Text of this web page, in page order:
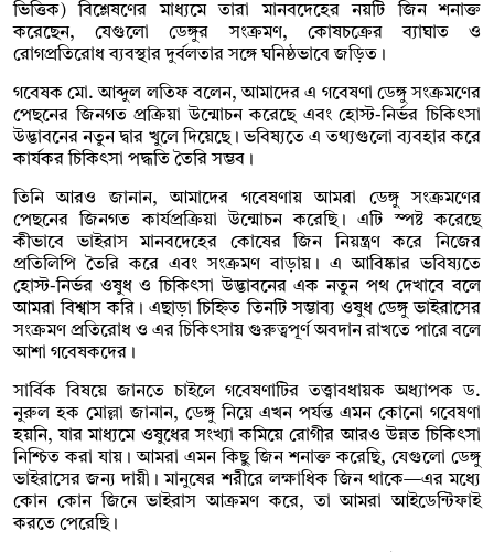
ভিত্তিক) বিশ্লেষণের মাধ্যমে তারা মানবদেহের নয়টি জিন শনাক্ত
করেছেন, যেগুলো ডেঙ্গুর সংক্রমণ, কোষচক্রের ব্যাঘাত ও
রোগপ্রতিরোধ ব্যবস্থার দুর্বলতার সঙ্গে ঘনিষ্ঠভাবে জড়িত।
গবেষক মো. আব্দুল লতিফ বলেন, আমাদের এ গবেষণা ডেঙ্গু সংক্রমণের
পেছনের জিনগত প্রক্রিয়া উন্মোচন করেছে এবং হোস্ট-নির্ভর চিকিৎসা
উদ্ভাবনের নতুন দ্বার খুলে দিয়েছে। ভবিষ্যতে এ তথ্যগুলো ব্যবহার করে
কার্যকর চিকিৎসা পদ্ধতি তৈরি সম্ভব।
তিনি আরও জানান, আমাদের গবেষণায় আমরা ডেঙ্গু সংক্রমণের
পেছনের জিনগত কার্যপ্রক্রিয়া উন্মোচন করেছি। এটি স্পষ্ট করেছে
কীভাবে ভাইরাস মানবদেহের কোষের জিন নিয়ন্ত্রণ করে নিজের
প্রতিলিপি তৈরি করে এবং সংক্রমণ বাড়ায়। এ আবিষ্কার ভবিষ্যতে
হোস্ট-নির্ভর ওষুধ ও চিকিৎসা উদ্ভাবনের এক নতুন পথ দেখাবে বলে
আমরা বিশ্বাস করি। এছাড়া চিহ্নিত তিনটি সম্ভাব্য ওষুধ ডেঙ্গু ভাইরাসের
সংক্রমণ প্রতিরোধ ও এর চিকিৎসায় গুরুত্বপূর্ণ অবদান রাখতে পারে বলে
আশা গবেষকদের।
সার্বিক বিষয়ে জানতে চাইলে গবেষণাটির তত্ত্বাবধায়ক অধ্যাপক ড.
নুরুল হক মোল্লা জানান, ডেঙ্গু নিয়ে এখন পর্যন্ত এমন কোনো গবেষণা
হয়নি, যার মাধ্যমে ওষুধের সংখ্যা কমিয়ে রোগীর আরও উন্নত চিকিৎসা
নিশ্চিত করা যায়। আমরা এমন কিছু জিন শনাক্ত করেছি, যেগুলো ডেঙ্গু
ভাইরাসের জন্য দায়ী। মানুষের শরীরে লক্ষাধিক জিন থাকে—এর মধ্যে
কোন কোন জিনে ভাইরাস আক্রমণ করে, তা আমরা আইডেন্টিফাই
করতে পেরেছি।